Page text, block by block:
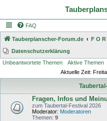
FAQ
Tauberplanscher-Forum.de
F O R
Datenschutzerklärung
Unbeantwortete Themen
Aktive Themen
Aktuelle Zeit:
Fragen, Infos und
zum Taubertal-Festival 2026
Moderator: Moderatoren
Themen: 9